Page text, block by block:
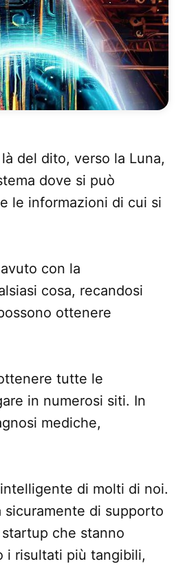
del dito, verso la Luna,
dove si può
le informazioni di cui si
con la
cosa, recandosi
ottenere
tutte le
in numerosi siti. In
mediche,
di molti di noi.
di supporto
che stanno
i risultati più tangibili,